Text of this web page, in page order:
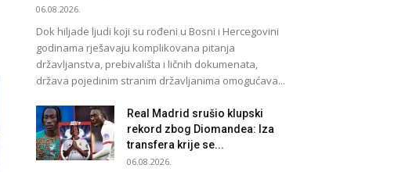
06.08.2026.
Dok hiljade ljudi koji su rođeni u Bosni i Hercegovini
godinama rješavaju komplikovana pitanja
državljanstva, prebivališta i ličnih dokumenata,
država pojedinim stranim državljanima omogućava...
Real Madrid srušio klupski
rekord zbog Diomandea: Iza
transfera krije se...
06.08.2026.